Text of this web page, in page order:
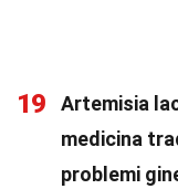
19
Artemisia
medicina
problemi